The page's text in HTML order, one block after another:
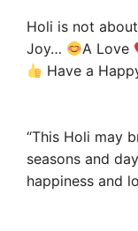
Holi is not
Joy…
A Love
Have a
“This Holi may
seasons and
happiness and